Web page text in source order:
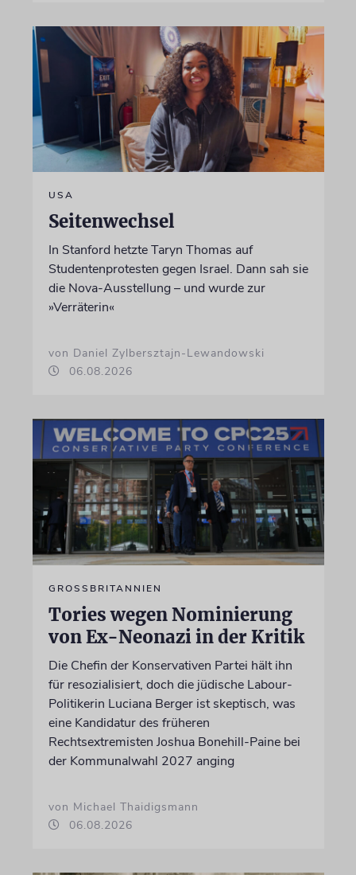
USA
Seitenwechsel
In Stanford hetzte Taryn Thomas auf
Studentenprotesten gegen Israel. Dann sah sie
die Nova-Ausstellung – und wurde zur
»Verräterin«
von Daniel Zylbersztajn-Lewandowski
06.08.2026
GROSSBRITANNIEN
Tories wegen Nominierung
von Ex-Neonazi in der Kritik
Die Chefin der Konservativen Partei hält ihn
für resozialisiert, doch die jüdische Labour-
Politikerin Luciana Berger ist skeptisch, was
eine Kandidatur des früheren
Rechtsextremisten Joshua Bonehill-Paine bei
der Kommunalwahl 2027 anging
von Michael Thaidigsmann
06.08.2026